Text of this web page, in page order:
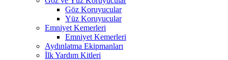
Göz Koruyucular
Yüz Koruyucular
Emniyet Kemerleri
Emniyet Kemerleri
Aydınlatma Ekipmanları
İlk Yardım Kitleri